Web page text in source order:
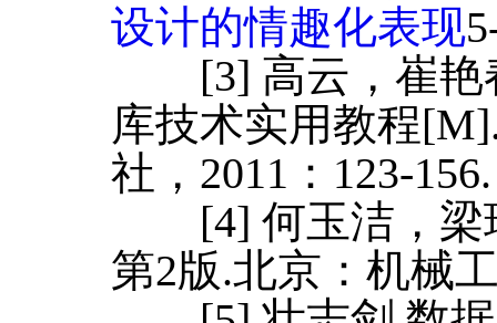
设计的情趣化表现
[3] 高云，崔艳春
库技术实用教程
社，2011：123-156.
[4] 何玉洁，梁
第2版.北京：机械